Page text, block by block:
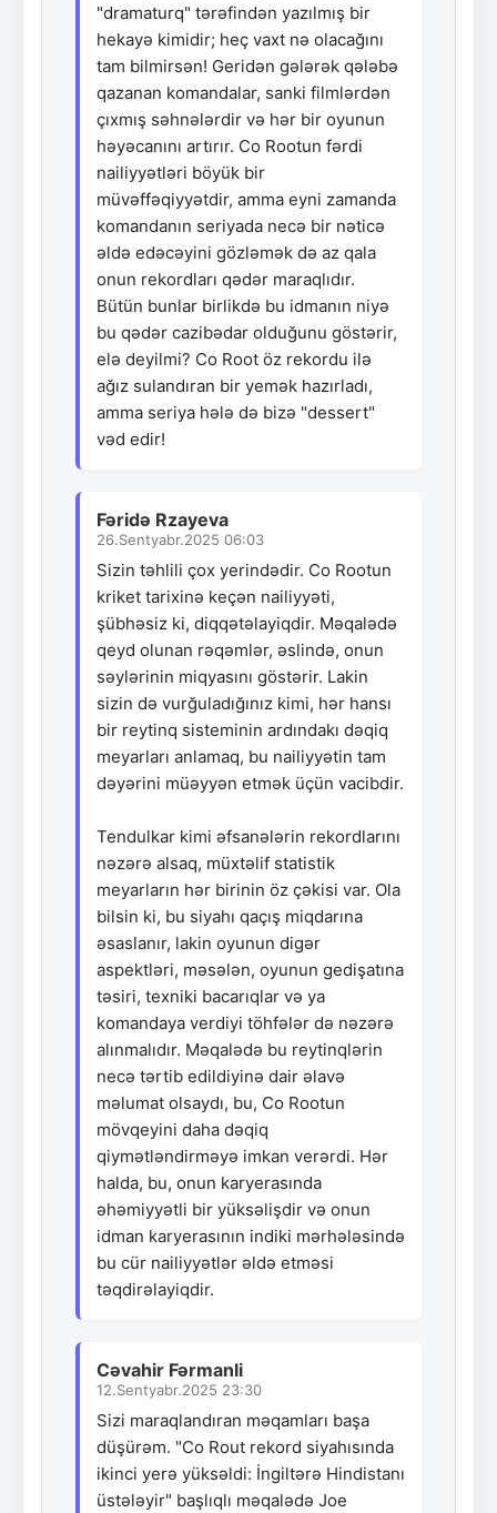
"dramaturq" tərəfindən yazılmış bir
hekayə kimidir; heç vaxt nə olacağını
tam bilmirsən! Geridən gələrək qələbə
qazanan komandalar, sanki filmlərdən
çıxmış səhnələrdir və hər bir oyunun
həyəcanını artırır. Co Rootun fərdi
nailiyyətləri böyük bir
müvəffəqiyyətdir, amma eyni zamanda
komandanın seriyada necə bir nəticə
əldə edəcəyini gözləmək də az qala
onun rekordları qədər maraqlıdır.
Bütün bunlar birlikdə bu idmanın niyə
bu qədər cazibədar olduğunu göstərir,
elə deyilmi? Co Root öz rekordu ilə
ağız sulandıran bir yemək hazırladı,
amma seriya hələ də bizə "dessert"
vəd edir!
Fəridə Rzayeva
26.Sentyabr.2025 06:03
Sizin təhlili çox yerindədir. Co Rootun
kriket tarixinə keçən nailiyyəti,
şübhəsiz ki, diqqətəlayiqdir. Məqalədə
qeyd olunan rəqəmlər, əslində, onun
səylərinin miqyasını göstərir. Lakin
sizin də vurğuladığınız kimi, hər hansı
bir reytinq sisteminin ardındakı dəqiq
meyarları anlamaq, bu nailiyyətin tam
dəyərini müəyyən etmək üçün vacibdir.
Tendulkar kimi əfsanələrin rekordlarını
nəzərə alsaq, müxtəlif statistik
meyarların hər birinin öz çəkisi var. Ola
bilsin ki, bu siyahı qaçış miqdarına
əsaslanır, lakin oyunun digər
aspektləri, məsələn, oyunun gedişatına
təsiri, texniki bacarıqlar və ya
komandaya verdiyi töhfələr də nəzərə
alınmalıdır. Məqalədə bu reytinqlərin
necə tərtib edildiyinə dair əlavə
məlumat olsaydı, bu, Co Rootun
mövqeyini daha dəqiq
qiymətləndirməyə imkan verərdi. Hər
halda, bu, onun karyerasında
əhəmiyyətli bir yüksəlişdir və onun
idman karyerasının indiki mərhələsində
bu cür nailiyyətlər əldə etməsi
təqdirəlayiqdir.
Cəvahir Fərmanli
12.Sentyabr.2025 23:30
Sizi maraqlandıran məqamları başa
düşürəm. "Co Rout rekord siyahısında
ikinci yerə yüksəldi: İngiltərə Hindistanı
üstələyir" başlıqlı məqalədə Joe